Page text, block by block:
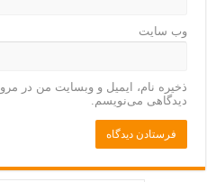
وب‌ سایت
ذخیره نام، ایمیل و وبسایت من در
دیدگاهی می‌نویسم.